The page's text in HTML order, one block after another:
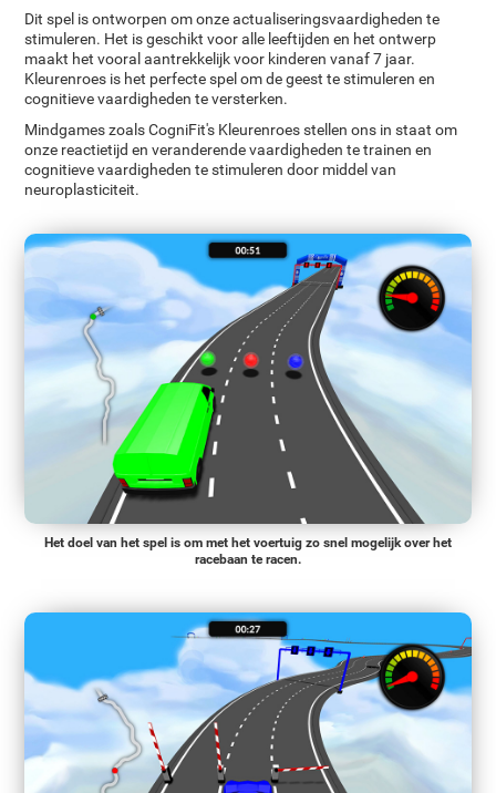
Dit spel is ontworpen om onze actualiseringsvaardigheden te
stimuleren. Het is geschikt voor alle leeftijden en het ontwerp
maakt het vooral aantrekkelijk voor kinderen vanaf 7 jaar.
Kleurenroes is het perfecte spel om de geest te stimuleren en
cognitieve vaardigheden te versterken.
Mindgames zoals CogniFit's Kleurenroes stellen ons in staat om
onze reactietijd en veranderende vaardigheden te trainen en
cognitieve vaardigheden te stimuleren door middel van
neuroplasticiteit.
Het doel van het spel is om met het voertuig zo snel mogelijk over het
racebaan te racen.